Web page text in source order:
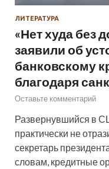
ЛИТЕРАТУРА
«Нет худа без
заявили об
банковскому
благодаря
Оставьте комментарий
Развернувшийся в
практически не
секретарь
словам, кредитные